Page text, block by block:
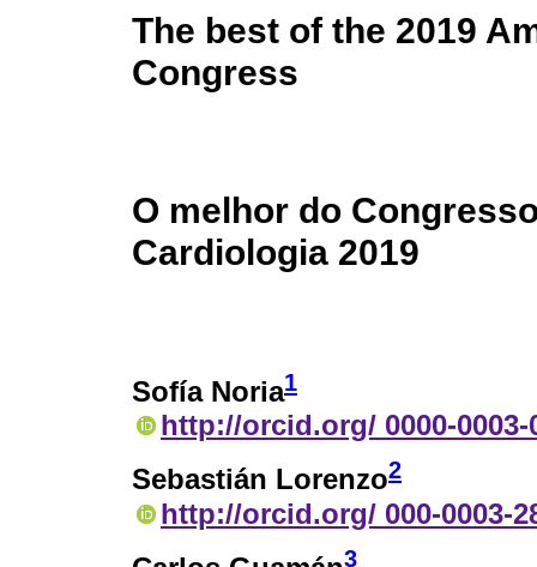
The best of the 2019
Congress
O melhor do
Cardiologia 2019
Sofía Noria1
http://orcid.org/ 0000-0003-
Sebastián Lorenzo2
http://orcid.org/ 000-0003-
3